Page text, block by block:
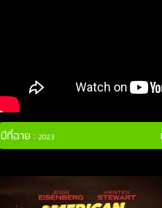
ปีที่ฉาย :2023